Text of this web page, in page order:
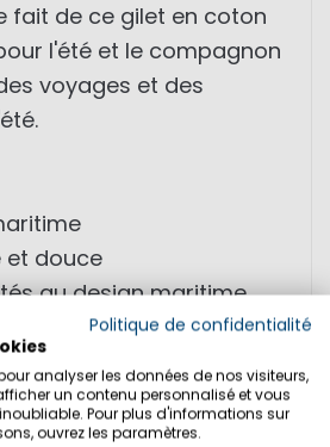
fait de ce gilet en coton
l'été et le compagnon
voyages et des
et douce
au design maritime
contrastées
inférieur de couleur
qualité de la
Politique de confidentialité
analyser les données de nos visiteurs,
un contenu personnalisé et vous
Pour plus d'informations sur
ouvrez les paramètres.